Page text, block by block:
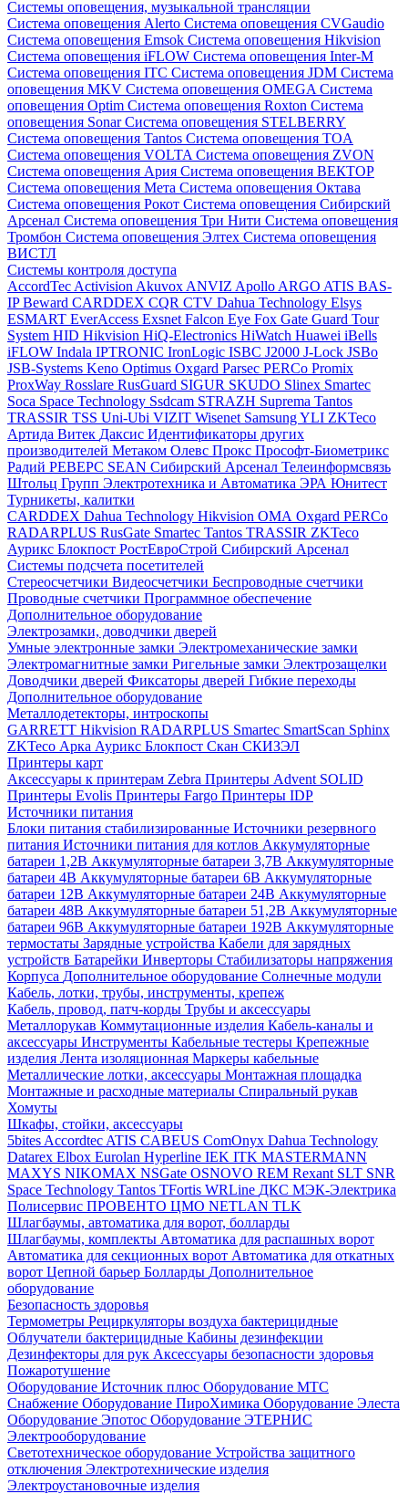
Системы оповещения, музыкальной трансляции
Система оповещения Alerto Система оповещения CVGaudio
Система оповещения Emsok Система оповещения Hikvision
Система оповещения iFLOW Система оповещения Inter-M
Система оповещения ITC Система оповещения JDM Система
оповещения MKV Система оповещения OMEGA Система
оповещения Optim Система оповещения Roxton Система
оповещения SonarСистема оповещения STELBERRY
Система оповещения Tantos Система оповещения TOA
Система оповещения VOLTA Система оповещения ZVON
Система оповещения Ария Система оповещения ВЕКТОР
Система оповещения Мета Система оповещения Октава
Система оповещения Рокот Система оповещения Сибирский
Арсенал Система оповещения Три Нити Система оповещения
Тромбон Система оповещения Элтех Система оповещения
ВИСТЛ
Системы контроля доступа
AccordTec Activision Akuvox ANVIZ Apollo ARGO ATIS BAS-
IPBeward CARDDEX CQR CTV Dahua Technology Elsys
ESMART EverAccess Exsnet Falcon Eye Fox Gate Guard Tour
System HID Hikvision HiQ-Electronics HiWatch Huawei iBells
iFLOW Indala IPTRONIC IronLogic ISBC J2000 J-Lock JSBo
JSB-Systems Keno Optimus Oxgard Parsec PERCo Promix
ProxWay Rosslare RusGuard SIGUR SKUDO Slinex Smartec
Soca Space Technology Ssdcam STRAZH Suprema Tantos
TRASSIR TSS Uni-Ubi VIZIT Wisenet SamsungYLI ZKTeco
Артида Витек Даксис Идентификаторы других
производителей Метаком Олевс Прокс Прософт-Биометрикс
Радий РЕВЕРС SEAN Сибирский Арсенал Телеинформсвязь
Штольц Групп Электротехника и Автоматика ЭРА Юнитест
Турникеты, калитки
CARDDEX Dahua Technology Hikvision ОМА Oxgard PERCo
RADARPLUS RusGate Smartec Tantos TRASSIR ZKTeco
Аурикс Блокпост РостЕвроСтрой Сибирский Арсенал
Системы подсчета посетителей
Стереосчетчики Видеосчетчики Беспроводные счетчики
Проводные счетчики Программное обеспечение
Дополнительное оборудование
Электрозамки, доводчики дверей
Умные электронные замки Электромеханические замки
Электромагнитные замки Ригельные замки Электрозащелки
Доводчики дверей Фиксаторы дверей Гибкие переходы
Дополнительное оборудование
Металлодетекторы, интроскопы
GARRETT Hikvision RADARPLUS Smartec SmartScan Sphinx
ZKTeco Арка Аурикс Блокпост Скан СКИЗЭЛ
Принтеры карт
Аксессуары к принтерам Zebra Принтеры Advent SOLID
Принтеры Evolis Принтеры Fargo Принтеры IDP
Источники питания
Блоки питания стабилизированные Источники резервного
питания Источники питания для котлов Аккумуляторные
батареи 1,2В Аккумуляторные батареи 3,7В Аккумуляторные
батареи 4В Аккумуляторные батареи 6В Аккумуляторные
батареи 12В Аккумуляторные батареи 24В Аккумуляторные
батареи 48В Аккумуляторные батареи 51,2В Аккумуляторные
батареи 96В Аккумуляторные батареи 192В Аккумуляторные
термостаты Зарядные устройства Кабели для зарядных
устройств Батарейки Инверторы Стабилизаторы напряжения
Корпуса Дополнительное оборудование Солнечные модули
Кабель, лотки, трубы, инструменты, крепеж
Кабель, провод, патч-корды Трубы и аксессуары
Металлорукав Коммутационные изделия Кабель-каналы и
аксессуары Инструменты Кабельные тестеры Крепежные
изделия Лента изоляционная Маркеры кабельные
Металлические лотки, аксессуары Монтажная площадка
Монтажные и расходные материалы Спиральный рукав
Хомуты
Шкафы, стойки, аксессуары
5bites Accordtec ATIS CABEUS ComOnyx Dahua Technology
Datarex Elbox Eurolan Hyperline IEK ITK MASTERMANN
MAXYS NIKOMAX NSGate OSNOVO REM Rexant SLT SNR
Space Technology Tantos TFortis WRLine ДКС МЭК-Электрика
Полисервис ПРОВЕНТО ЦМО NETLAN TLK
Шлагбаумы, автоматика для ворот, болларды
Шлагбаумы, комплекты Автоматика для распашных ворот
Автоматика для секционных ворот Автоматика для откатных
ворот Цепной барьер Болларды Дополнительное
оборудование
Безопасность здоровья
Термометры Рециркуляторы воздуха бактерицидные
Облучатели бактерицидные Кабины дезинфекции
Дезинфекторы для рук Аксессуары безопасности здоровья
Пожаротушение
Оборудование Источник плюс Оборудование МТС
Снабжение Оборудование ПироХимика Оборудование Элеста
Оборудование Эпотос Оборудование ЭТЕРНИС
Электрооборудование
Светотехническое оборудование Устройства защитного
отключения Электротехнические изделия
Электроустановочные изделия